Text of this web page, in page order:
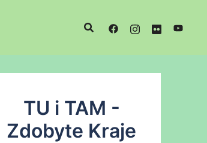
TU i TAM -
Zdobyte Kraje